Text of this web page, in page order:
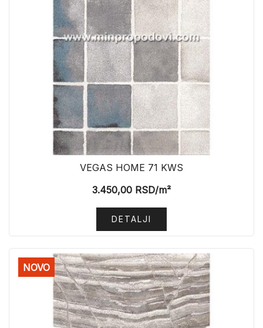
VEGAS HOME 71 KWS
3.450,00 RSD/m²
DETALJI
NOVO